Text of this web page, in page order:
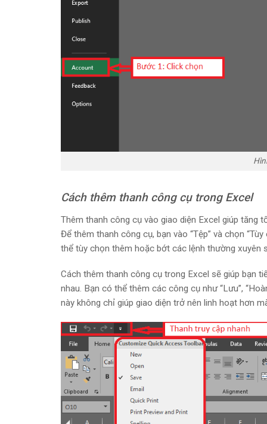
Cách thêm thanh công cụ trong Excel
Thêm thanh công cụ vào giao diện Excel giúp tăng
Để thêm thanh công cụ, bạn vào “Tệp” và chọn
thể tùy chọn thêm hoặc bớt các lệnh thường xuyên
Cách thêm thanh công cụ trong Excel sẽ giúp bạn
nhau. Bạn có thể thêm các công cụ như “Lưu”,
này không chỉ giúp giao diện trở nên linh hoạt hơn